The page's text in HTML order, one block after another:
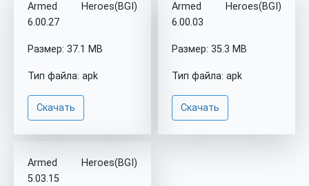
Armed Heroes(BGI)
6.00.27
Размер: 37.1 MB
Тип файла: apk
Скачать
Armed Heroes(BGI)
6.00.03
Размер: 35.3 MB
Тип файла: apk
Скачать
Armed Heroes(BGI)
5.03.15